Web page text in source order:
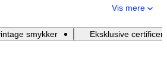
Vis mere
smykker Eksklusive